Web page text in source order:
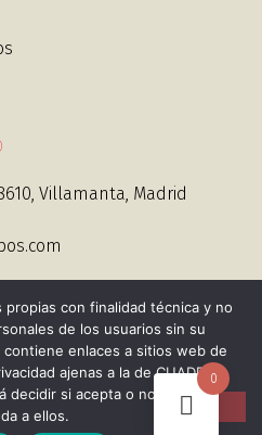
Villamanta, Madrid
Todos los derechos
0
con finalidad técnica y no
de los usuarios sin su
enlaces a sitios web de
ajenas a la de CUADROS
decidir si acepta o no cuando
a ellos.